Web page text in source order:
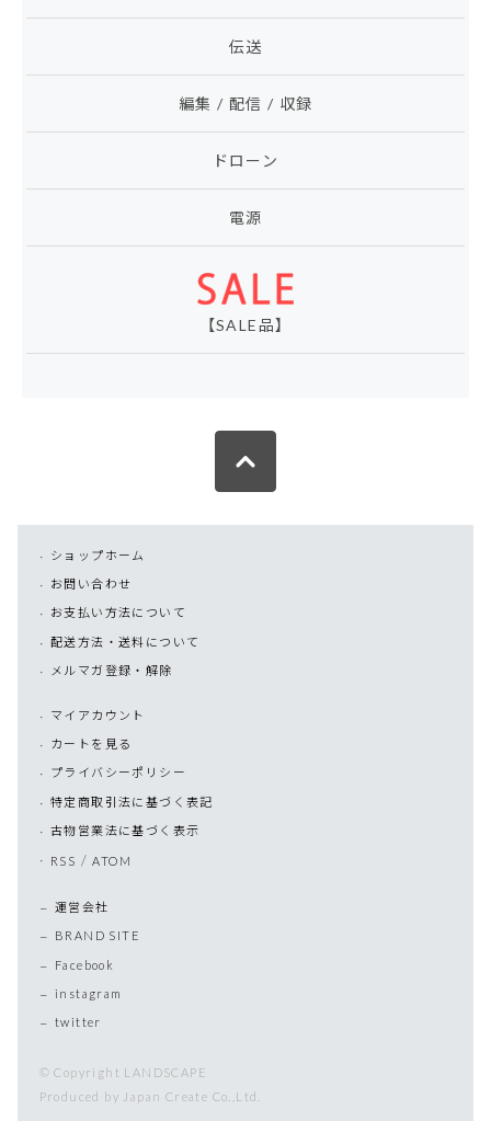
伝送
編集 / 配信 / 収録
ドローン
電源
【SALE品】
ショップホーム
お問い合わせ
お支払い方法について
配送方法・送料について
メルマガ登録・解除
マイアカウント
カートを見る
プライバシーポリシー
特定商取引法に基づく表記
古物営業法に基づく表示
RSS /ATOM
運営会社
BRAND SITE
Facebook
instagram
twitter
© Copyright LANDSCAPE
Produced by Japan Create Co.,Ltd.